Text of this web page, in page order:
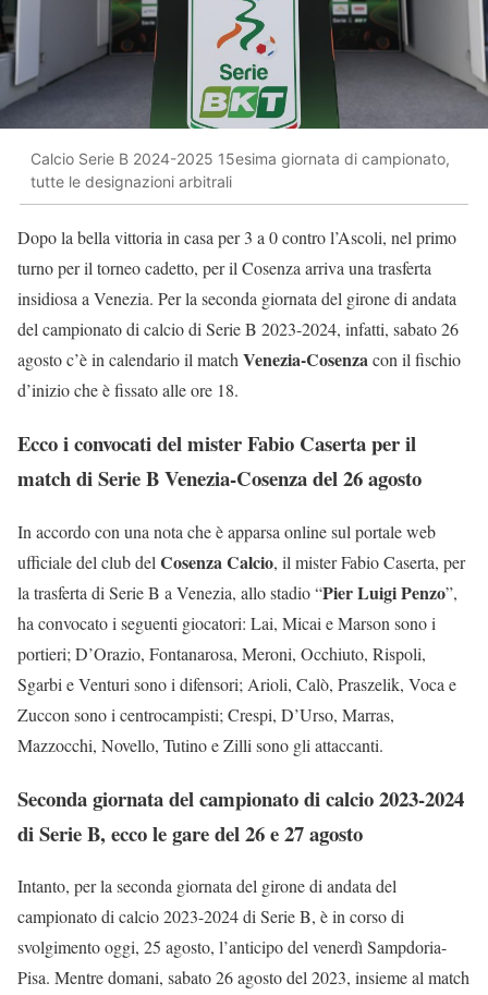
Calcio Serie B 2024-2025 15esima giornata di campionato,
tutte le designazioni arbitrali
Dopo la bella vittoria in casa per 3 a 0 contro l’Ascoli, nel primo
turno per il torneo cadetto, per il Cosenza arriva una trasferta
insidiosa a Venezia. Per la seconda giornata del girone di andata
del campionato di calcio di Serie B 2023-2024, infatti, sabato 26
agosto c’è in calendario il matchVenezia-Cosenzacon il fischio
d’inizio che è fissato alle ore 18.
Ecco i convocati del mister Fabio Caserta per il
match di Serie B Venezia-Cosenza del 26 agosto
In accordo con una nota che è apparsa online sul portale web
ufficiale del club del Cosenza Calcio, il mister Fabio Caserta, per
la trasferta di Serie B a Venezia, allo stadio “Pier Luigi Penzo”,
ha convocato i seguenti giocatori: Lai, Micai e Marson sono i
portieri; D’Orazio, Fontanarosa, Meroni, Occhiuto, Rispoli,
Sgarbi e Venturi sono i difensori; Arioli, Calò, Praszelik, Voca e
Zuccon sono i centrocampisti; Crespi, D’Urso, Marras,
Mazzocchi, Novello, Tutino e Zilli sono gli attaccanti.
Seconda giornata del campionato di calcio 2023-2024
di Serie B, ecco le gare del 26 e 27 agosto
Intanto, per la seconda giornata del girone di andata del
campionato di calcio 2023-2024 di Serie B, è in corso di
svolgimento oggi, 25 agosto, l’anticipo del venerdì Sampdoria-
Pisa. Mentre domani, sabato 26 agosto del 2023, insieme al match